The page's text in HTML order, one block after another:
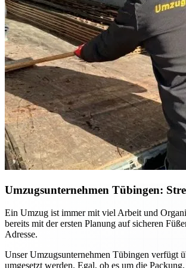
Umzugsunternehmen Tübingen:
Ein Umzug ist immer mit viel Arbeit und
bereits mit der ersten Planung auf sicheren
Adresse.
Unser Umzugsunternehmen Tübingen verfügt
umgesetzt werden. Egal, ob es um die